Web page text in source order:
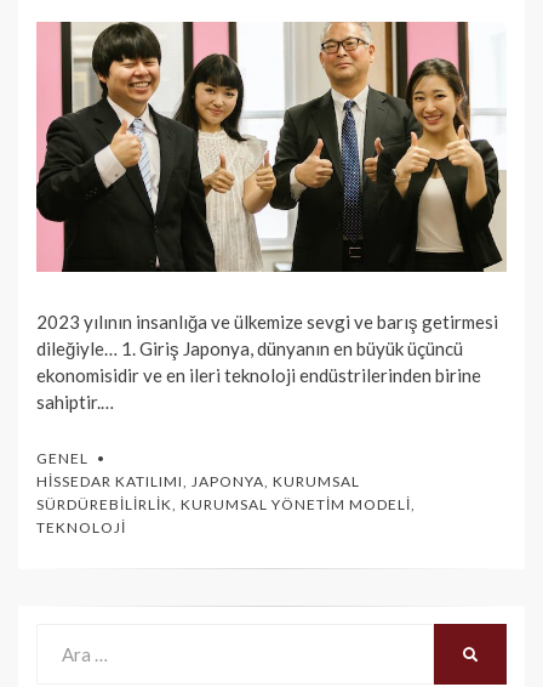
2023 yılının insanlığa ve ülkemize sevgi ve barış getirmesi
dileğiyle… 1. Giriş Japonya, dünyanın en büyük üçüncü
ekonomisidir ve en ileri teknoloji endüstrilerinden birine
sahiptir.…
GENEL
HISSEDAR KATILIMI, JAPONYA, KURUMSAL
SÜRDÜREBILIRLIK, KURUMSAL YÖNETIM MODELI,
TEKNOLOJI